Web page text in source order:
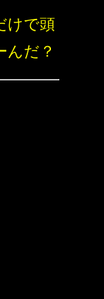
けで頭
んだ？